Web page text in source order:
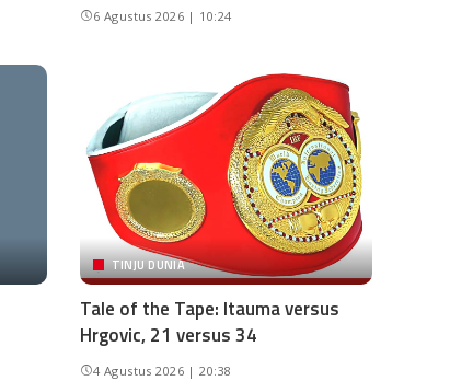
6 Agustus 2026 | 10:24
TINJU DUNIA
Tale of the Tape: Itauma versus
Hrgovic, 21 versus 34
4 Agustus 2026 | 20:38